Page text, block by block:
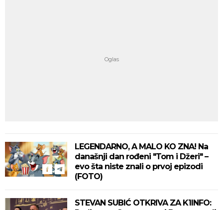
LEGENDARNO, A MALO KO ZNA! Na
današnji dan rođeni "Tom i Džeri" –
evo šta niste znali o prvoj epizodi
(FOTO)
STEVAN SUBIĆ OTKRIVA ZA K1INFO: